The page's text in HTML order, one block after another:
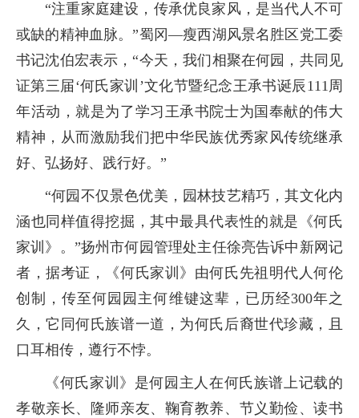
“注重家庭建设，传承优良家风，是当代人不可
或缺的精神血脉。”蜀冈—瘦西湖风景名胜区党工委
书记沈伯宏表示，“今天，我们相聚在何园，共同见
证第三届‘何氏家训’文化节暨纪念王承书诞辰111周
年活动，就是为了学习王承书院士为国奉献的伟大
精神，从而激励我们把中华民族优秀家风传统继承
好、弘扬好、践行好。”
“何园不仅景色优美，园林技艺精巧，其文化内
涵也同样值得挖掘，其中最具代表性的就是《何氏
家训》。”扬州市何园管理处主任徐亮告诉中新网记
者，据考证，《何氏家训》由何氏先祖明代人何伦
创制，传至何园园主何维键这辈，已历经300年之
久，它同何氏族谱一道，为何氏后裔世代珍藏，且
口耳相传，遵行不悖。
《何氏家训》是何园主人在何氏族谱上记载的
孝敬亲长、隆师亲友、鞠育教养、节义勤俭、读书